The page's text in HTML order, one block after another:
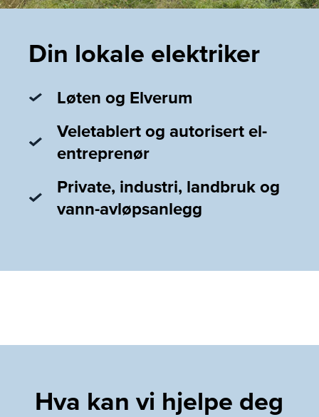
Din lokale elektriker
Løten og Elverum
Veletablert og autorisert el-
entreprenør
Private, industri, landbruk og
vann-avløpsanlegg
Hva kan vi hjelpe deg